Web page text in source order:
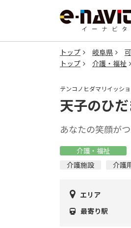
トップ 岐阜県
トップ
介護・福祉
テンコノヒダマリイッシ
天子のひ
あなたの笑顔が
介護・福祉
介護施設
介護
エリア
最寄り駅